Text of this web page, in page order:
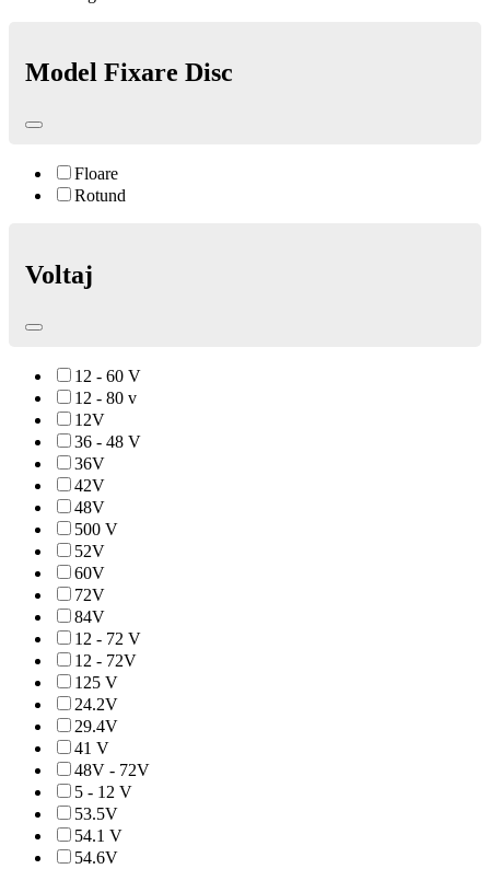
Model Fixare Disc
Floare
Rotund
Voltaj
12 - 60 V
12 - 80 v
12V
36 - 48 V
36V
42V
48V
500 V
52V
60V
72V
84V
12 - 72 V
12 - 72V
125 V
24.2V
29.4V
41 V
48V - 72V
5 - 12 V
53.5V
54.1 V
54.6V